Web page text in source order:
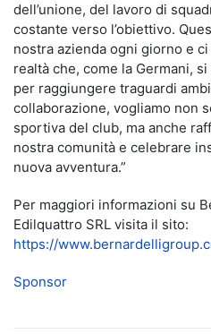
dell’unione, del lavoro di
costante verso l’obiettivo.
nostra azienda ogni giorno e
realtà che, come la Germani,
per raggiungere traguardi
collaborazione, vogliamo non
sportiva del club, ma anche
nostra comunità e celebrare
nuova avventura.”
Per maggiori informazioni su
Edilquattro SRL visita il sito:
https://
Sponsor